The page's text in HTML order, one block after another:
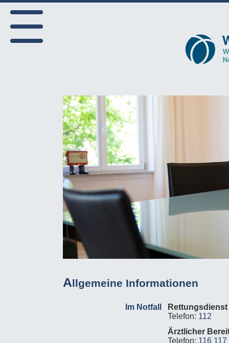
Allgemeine Informationen
Im Notfall Rettungsdienst
Telefon: 112
Ärztlicher
Telefon: 116 117